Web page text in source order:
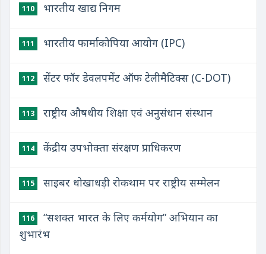
110 भारतीय खाद्य निगम
111 भारतीय फार्माकोपिया आयोग (IPC)
112 सेंटर फॉर डेवलपमेंट ऑफ टेलीमैटिक्स (C-DOT)
113 राष्ट्रीय औषधीय शिक्षा एवं अनुसंधान संस्थान
114 केंद्रीय उपभोक्ता संरक्षण प्राधिकरण
115 साइबर धोखाधड़ी रोकथाम पर राष्ट्रीय सम्मेलन
116
“सशक्त भारत के लिए कर्मयोग” अभियान का
शुभारंभ